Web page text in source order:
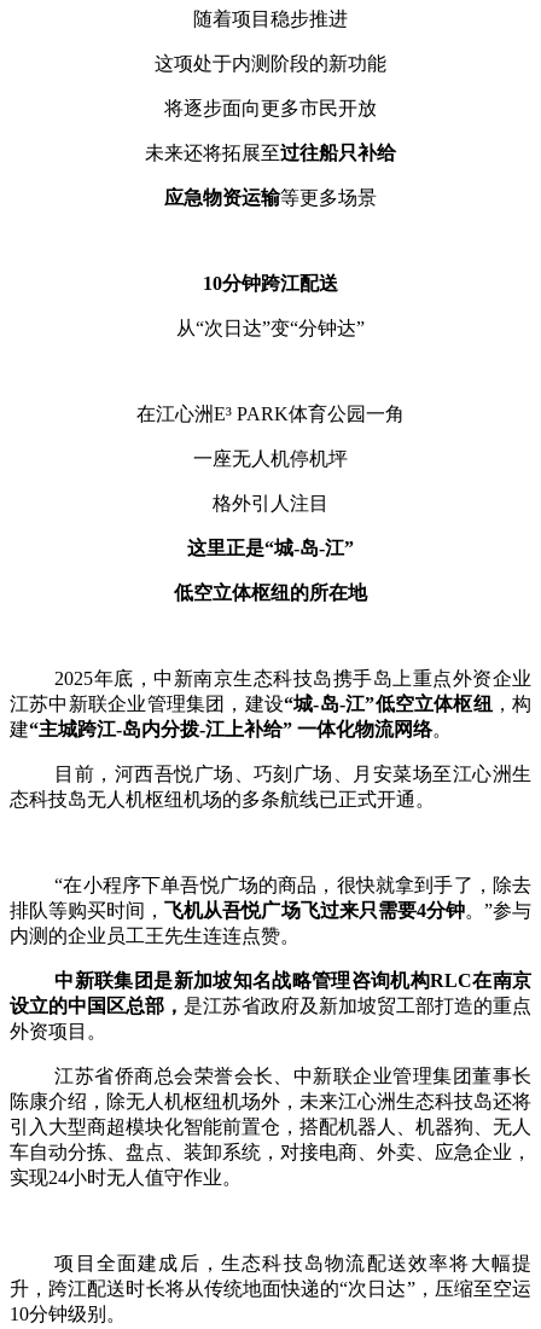
随着项目稳步推进
这项处于内测阶段的新功能
将逐步面向更多市民开放
未来还将拓展至过往船只补给
应急物资运输等更多场景
10分钟跨江配送
从“次日达”变“分钟达”
在江心洲E³ PARK体育公园一角
一座无人机停机坪
格外引人注目
这里正是“城-岛-江”
低空立体枢纽的所在地
2025年底，中新南京生态科技岛携手岛上重点外资企业
江苏中新联企业管理集团，建设“城-岛-江”低空立体枢纽，构
建“主城跨江-岛内分拨-江上补给” 一体化物流网络。
目前，河西吾悦广场、巧刻广场、月安菜场至江心洲生
态科技岛无人机枢纽机场的多条航线已正式开通。
“在小程序下单吾悦广场的商品，很快就拿到手了，除去
排队等购买时间，飞机从吾悦广场飞过来只需要4分钟。 ”参与
内测的企业员工王先生连连点赞。
中新联集团是新加坡知名战略管理咨询机构RLC在南京
设立的中国区总部， 是江苏省政府及新加坡贸工部打造的重点
外资项目。
江苏省侨商总会荣誉会长、中新联企业管理集团董事长
陈康介绍，除无人机枢纽机场外，未来江心洲生态科技岛还将
引入大型商超模块化智能前置仓，搭配机器人、机器狗、无人
车自动分拣、盘点、装卸系统，对接电商、外卖、应急企业，
实现24小时无人值守作业。
项目全面建成后，生态科技岛物流配送效率将大幅提
升，跨江配送时长将从传统地面快递的“次日达”，压缩至空运
10分钟级别。